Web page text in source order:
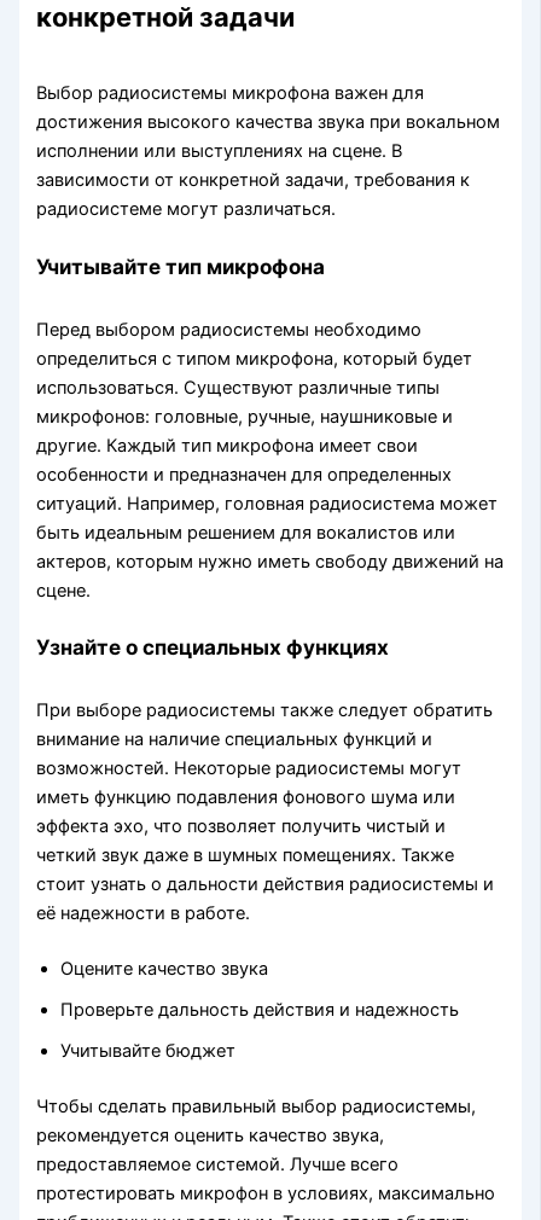
конкретной задачи
Выбор радиосистемы микрофона важен для
достижения высокого качества звука при вокальном
исполнении или выступлениях на сцене. В
зависимости от конкретной задачи, требования к
радиосистеме могут различаться.
Учитывайте тип микрофона
Перед выбором радиосистемы необходимо
определиться с типом микрофона, который будет
использоваться. Существуют различные типы
микрофонов: головные, ручные, наушниковые и
другие. Каждый тип микрофона имеет свои
особенности и предназначен для определенных
ситуаций. Например, головная радиосистема может
быть идеальным решением для вокалистов или
актеров, которым нужно иметь свободу движений на
сцене.
Узнайте о специальных функциях
При выборе радиосистемы также следует обратить
внимание на наличие специальных функций и
возможностей. Некоторые радиосистемы могут
иметь функцию подавления фонового шума или
эффекта эхо, что позволяет получить чистый и
четкий звук даже в шумных помещениях. Также
стоит узнать о дальности действия радиосистемы и
её надежности в работе.
Оцените качество звука
Проверьте дальность действия и надежность
Учитывайте бюджет
Чтобы сделать правильный выбор радиосистемы,
рекомендуется оценить качество звука,
предоставляемое системой. Лучше всего
протестировать микрофон в условиях, максимально